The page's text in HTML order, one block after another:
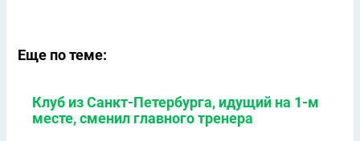
Еще по теме:
Клуб из Санкт-Петербурга, идущий на 1-м
месте, сменил главного тренера